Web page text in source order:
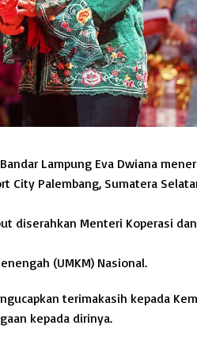
Lampung Eva Dwiana
City Palembang, Sumatera
diserahkan Menteri Koperasi dan
(UMKM) Nasional.
terimakasih kepada
kepada dirinya.